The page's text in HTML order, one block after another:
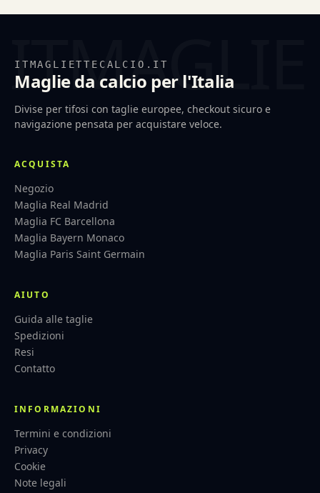
ITMAGLIETTECALCIO.IT
Maglie da calcio per l'Italia
Divise per tifosi con taglie europee, checkout sicuro e
navigazione pensata per acquistare veloce.
ACQUISTA
Negozio
Maglia Real Madrid
Maglia FC Barcellona
Maglia Bayern Monaco
Maglia Paris Saint Germain
AIUTO
Guida alle taglie
Spedizioni
Resi
Contatto
INFORMAZIONI
Termini e condizioni
Privacy
Cookie
Note legali